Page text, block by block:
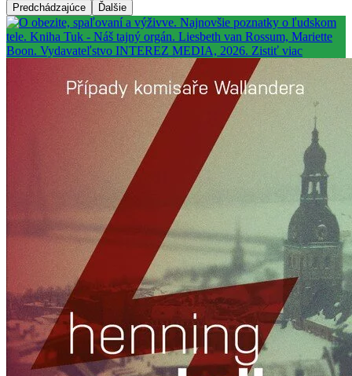
Predchádzajúce Ďalšie